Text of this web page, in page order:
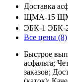
Доставка
ЩМА-15
ЭБК-1 ЭБК-
Все цены (8)
Быстрое
асфальта;
заказов;